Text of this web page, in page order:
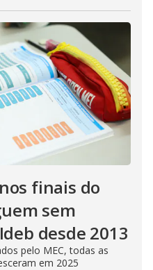
finais do
sem
desde 2013
pelo MEC, todas as
em 2025